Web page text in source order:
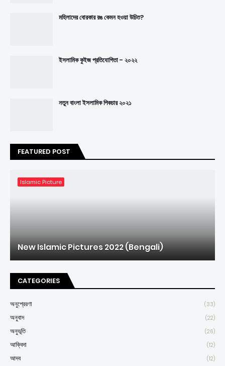
মহিলাদের বোরকার রঙ কেমন হওয়া উচিত?
ইসলামিক কুইজ প্রতিযোগিতা - ২০২২
নতুন বাংলা ইসলামিক পিকচার ২০২১
FEATURED POST
Islamic Picture
New Islamic Pictures 2022 (Bengali)
CATEGORIES
অনুপ্রেরণা (33)
অনুবাদ (22)
অনুভূতি (26)
আক্বিদা (12)
আদব (12)